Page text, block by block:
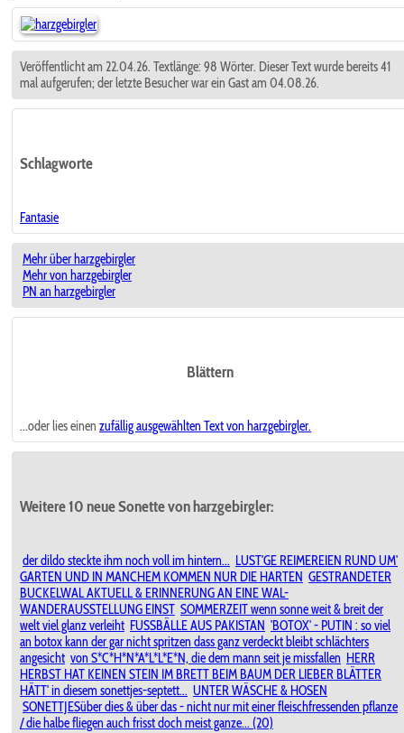
Veröffentlicht am 22.04.26. Textlänge: 98 Wörter. Dieser Text wurde bereits 41
mal aufgerufen; der letzte Besucher war ein Gast am 04.08.26.
Schlagworte
Fantasie
Mehr über harzgebirgler
Mehr von harzgebirgler
PN an harzgebirgler
Blättern
...oder lies einen zufällig ausgewählten Text von harzgebirgler.
Weitere 10 neue Sonette von harzgebirgler:
der dildo steckte ihm noch voll im hintern... LUST'GE REIMEREIEN RUND UM'
GARTEN UND IN MANCHEM KOMMEN NUR DIE HARTEN GESTRANDETER
BUCKELWAL AKTUELL & ERINNERUNG AN EINE WAL-
WANDERAUSSTELLUNG EINST SOMMERZEIT wenn sonne weit & breit der
welt viel glanz verleiht FUSSBÄLLE AUS PAKISTAN 'BOTOX' - PUTIN : so viel
an botox kann der gar nicht spritzen dass ganz verdeckt bleibt schlächters
angesicht von S*C*H*N*A*L*L*E*N, die dem mann seit je missfallen HERR
HERBST HAT KEINEN STEIN IM BRETT BEIM BAUM DER LIEBER BLÄTTER
HÄTT' in diesem sonettjes-septett... UNTER WÄSCHE & HOSEN
SONETTJESüber dies & über das - nicht nur mit einer fleischfressenden pflanze
/ die halbe fliegen auch frisst doch meist ganze... (20)